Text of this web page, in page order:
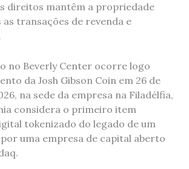
direitos mantêm a propriedade
transações de revenda e
no Beverly Center ocorre logo
da Josh Gibson Coin em 26 de
na sede da empresa na Filadélfia,
considera o primeiro item
tokenizado do legado de um
uma empresa de capital aberto